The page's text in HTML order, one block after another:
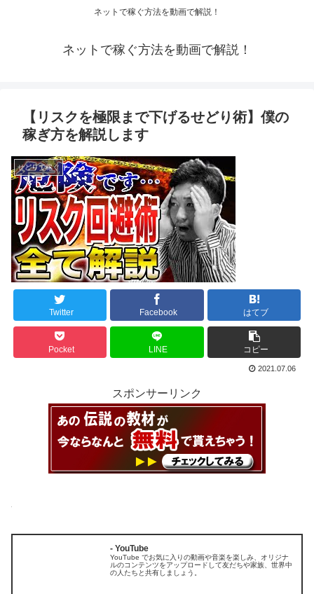
ネットで稼ぐ方法を動画で解説！
ネットで稼ぐ方法を動画で解説！
【リスクを極限まで下げるせどり術】僕の
稼ぎ方を解説します
せどりで稼ぐ
Twitter Facebook はてブ
Pocket LINE コピー
2021.07.06
スポンサーリンク
- YouTube
YouTube でお気に入りの動画や音楽を楽しみ、オリジナ
ルのコンテンツをアップロードして友だちや家族、世界中
の人たちと共有しましょう。